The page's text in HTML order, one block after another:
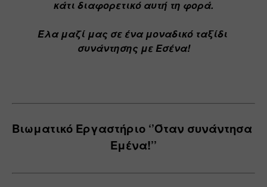
κάτι διαφορετικό αυτή τη φορά.
Έλα μαζί μας σε ένα μοναδικό ταξίδι
συνάντησης με Εσένα!
Βιωματικό Εργαστήριο ‘’Όταν συνάντησα
Εμένα!’’